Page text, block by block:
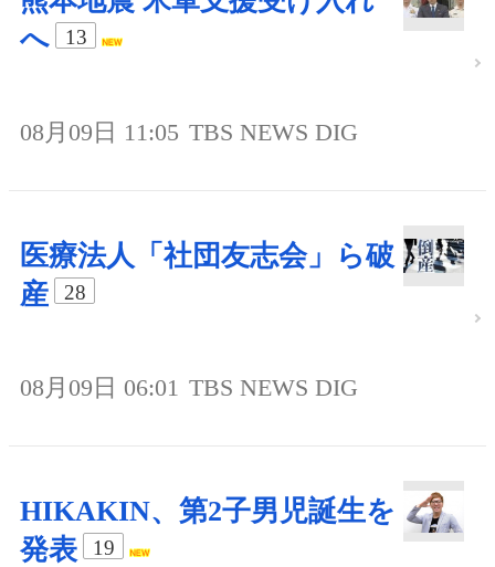
へ
13
08月09日 11:05 TBS NEWS DIG
医療法人「社団友志会」ら破
産
28
08月09日 06:01 TBS NEWS DIG
HIKAKIN、第2子男児誕生を
発表
19